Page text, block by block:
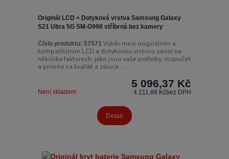
Originál LCD + Dotyková vrstva Samsung Galaxy
S21 Ultra 5G SM-G998 stříbrná bez kamery
Číslo produktu: 57571Výběr mezi originálním a
kompatibilním LCD a dotykovou vrstvou závisí na
několika faktorech, jako jsou vaše potřeby, rozpočet
a priorita na kvalitě a záruce. ...
5 096,37 Kč
4 211,88 Kčbez DPH
Není skladem
Detail